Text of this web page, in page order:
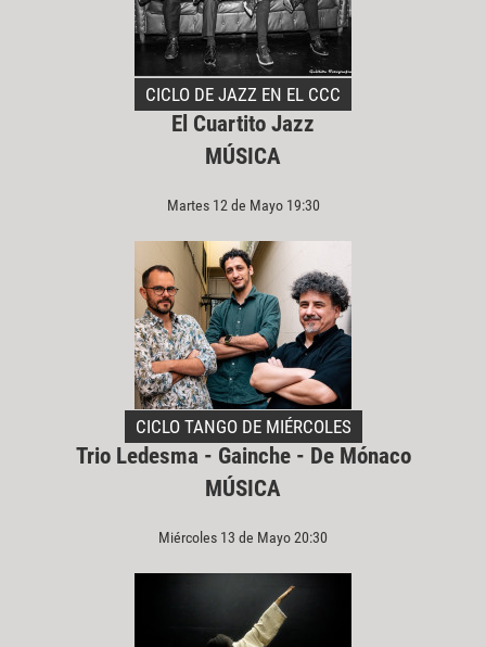
CICLO DE JAZZ EN EL CCC
El Cuartito Jazz
MÚSICA
Martes 12 de Mayo 19:30
CICLO TANGO DE MIÉRCOLES
Trio Ledesma - Gainche - De Mónaco
MÚSICA
Miércoles 13 de Mayo 20:30